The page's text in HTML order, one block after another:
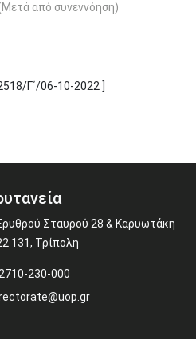
από συνεννόηση)
Γ΄/06-10-2022 ]
Σταυρού 28 & Καρυωτάκη
131, Τρίπολη
2710-230-000